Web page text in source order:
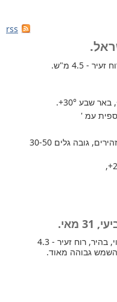
rss
- 4.5 מ"ש.
, באר שבע +30°
.
, גלים זהירים, גובה גלים 30-50
,
מחר ברוב חלקי הארץ טמפרטורה ללא שינוי, בהיר, רוח זעיר - 4.3
השמש גבוהה מאוד.